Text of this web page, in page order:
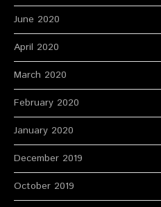
June 2020
April 2020
March 2020
February 2020
January 2020
December 2019
October 2019